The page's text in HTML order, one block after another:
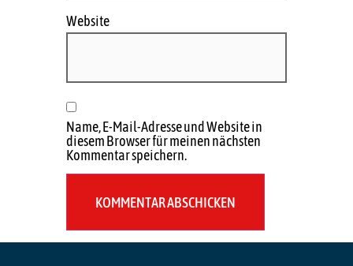
Website
Name, E-Mail-Adresse und Website in
diesem Browser für meinen nächsten
Kommentar speichern.